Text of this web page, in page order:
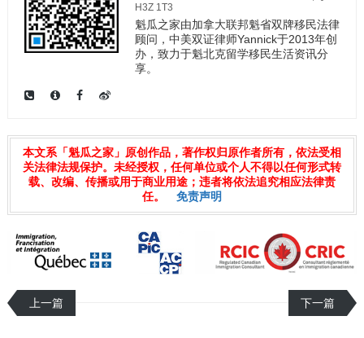
H3Z 1T3
魁瓜之家由加拿大联邦魁省双牌移民法律
顾问，中美双证律师Yannick于2013年创
办，致力于魁北克留学移民生活资讯分
享。
本文系「魁瓜之家」原创作品，著作权归原作者所有，依法受相
关法律法规保护。未经授权，任何单位或个人不得以任何形式转
载、改编、传播或用于商业用途；违者将依法追究相应法律责
任。
免责声明
上一篇 下一篇